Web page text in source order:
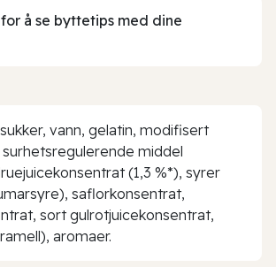
å se byttetips med dine
vann, gelatin, modifisert
middel
(1,3 %*), syrer
saflorkonsentrat,
sort gulrotjuicekonsentrat,
aromaer.